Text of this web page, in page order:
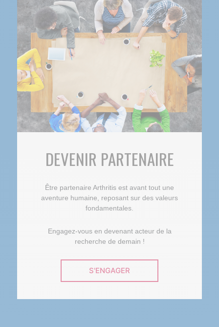
DEVENIR PARTENAIRE
Être partenaire Arthritis est avant tout une
aventure humaine, reposant sur des valeurs
fondamentales.
Engagez-vous en devenant acteur de la
recherche de demain !
S'ENGAGER